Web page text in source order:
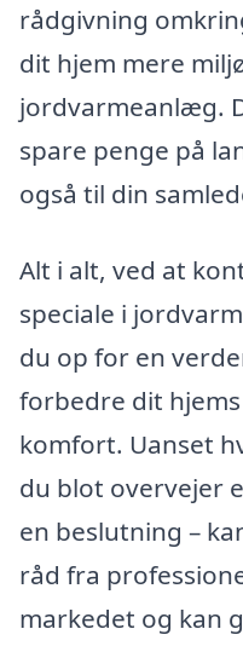
rådgivning
dit hjem mere
jordvarmeanlæg.
spare penge på
også til din
Alt i alt, ved at
speciale i
du op for en
forbedre dit
komfort. Uanset
du blot overvejer
en beslutning –
råd fra
markedet og kan